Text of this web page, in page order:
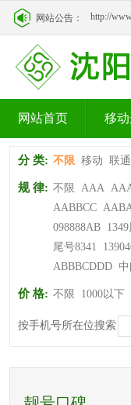
网站公告： http://
网站首页 移
分 类: 不限 移动 联通
规 律: 不限 AAA
AABBCC
098888AB
尾号8341
ABBBCDDD 中
价 格: 不限 1000以下
按手机号所在位搜索